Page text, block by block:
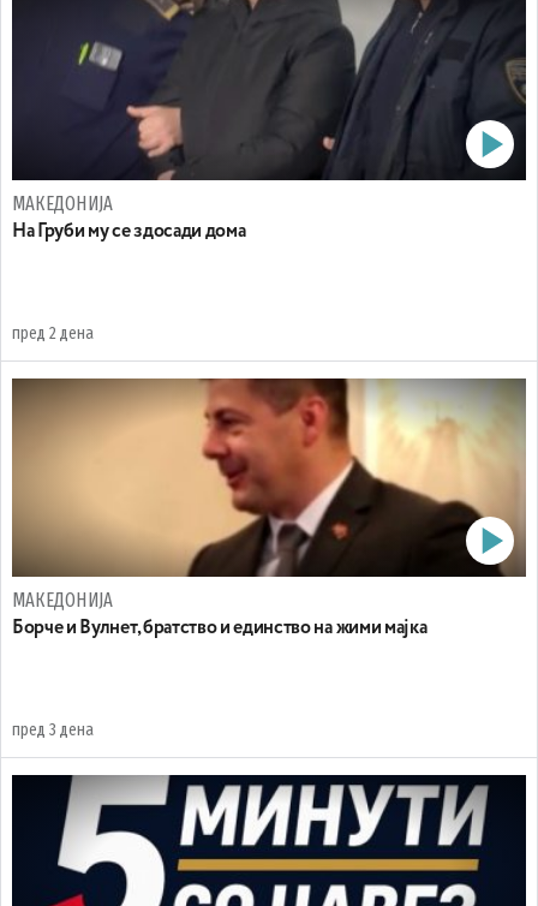
МАКЕДОНИЈА
На Груби му се здосади дома
пред 2 дена
МАКЕДОНИЈА
Борче и Вулнет, братство и единство на жими мајка
пред 3 дена